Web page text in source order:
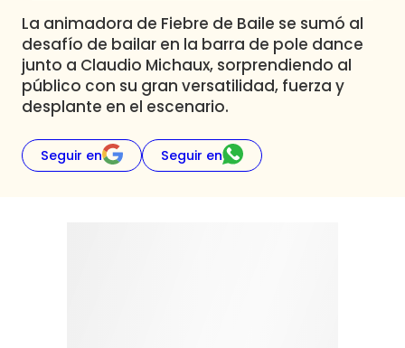
La animadora de Fiebre de Baile se sumó al
desafío de bailar en la barra de pole dance
junto a Claudio Michaux, sorprendiendo al
público con su gran versatilidad, fuerza y
desplante en el escenario.
Seguir en Seguir en
Todos Los Programas